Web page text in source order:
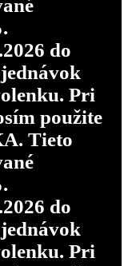
do
Pri
použite
Tieto
do
Pri